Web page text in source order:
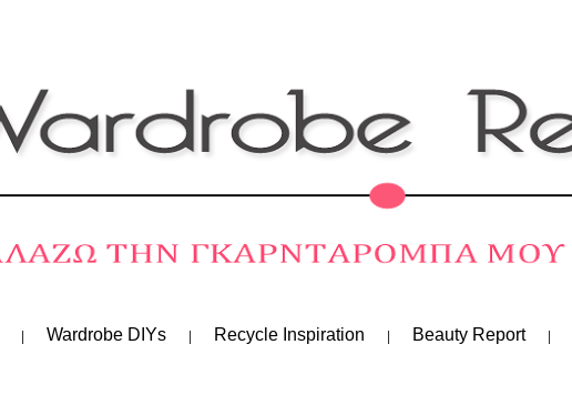
Wardrobe DIYs Recycle Inspiration Beauty Report